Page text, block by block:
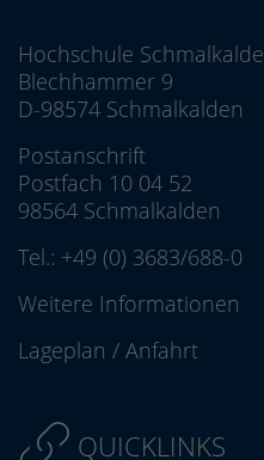
Hochschule
Blechhammer 9
D-98574 Schmalkalden
Postanschrift
Postfach 10 04 52
98564 Schmalkalden
Tel.: +49 (0) 3683/688-0
Weitere Informationen
Lageplan / Anfahrt
QUICKLINKS